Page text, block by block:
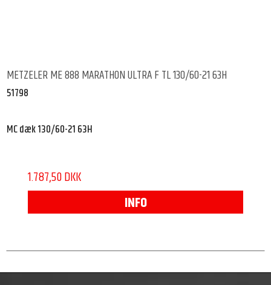
METZELER ME 888 MARATHON ULTRA F TL 130/60-21 63H
51798
MC dæk 130/60-21 63H
1.787,50 DKK
INFO